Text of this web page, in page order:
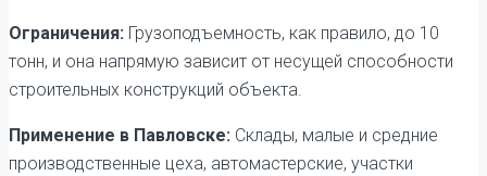
Ограничения: Грузоподъемность, как правило, до 10
тонн, и она напрямую зависит от несущей способности
строительных конструкций объекта.
Применение в Павловске: Склады, малые и средние
производственные цеха, автомастерские, участки